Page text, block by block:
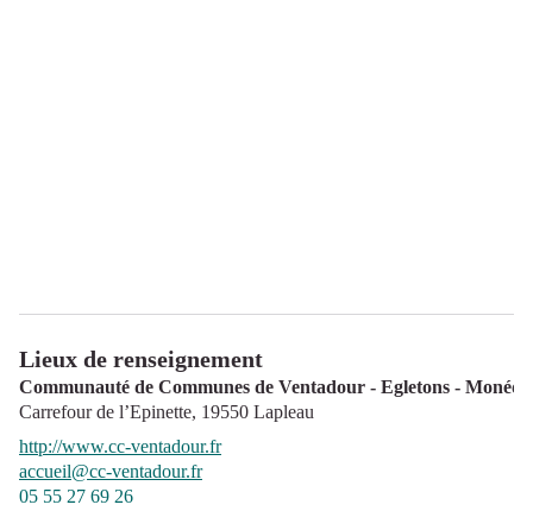
Lieux de renseignement
Communauté de Communes de Ventadour - Egletons -
Carrefour de l’Epinette, 19550 Lapleau
http://www.cc-ventadour.fr
accueil@cc-ventadour.fr
05 55 27 69 26